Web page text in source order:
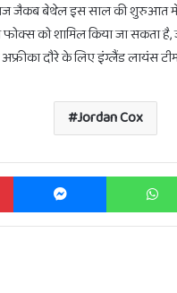
जैकब बेथेल इस साल की
को शामिल किया जा
दौरे के लिए इंग्लैंड लायंस
Jordan Cox
Pinterest Messenger